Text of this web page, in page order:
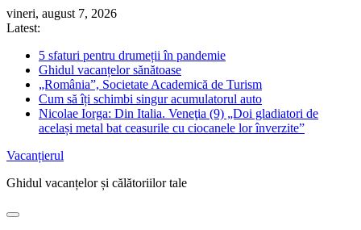
Skip
to
vineri, august 7, 2026
Latest:
5 sfaturi pentru drumeții în pandemie
Ghidul vacanțelor sănătoase
„România”, Societate Academică de Turism
Cum să îți schimbi singur acumulatorul auto
Nicolae Iorga: Din Italia. Veneţia (9) „Doi gladiatori de
același metal bat ceasurile cu ciocanele lor înverzite”
Vacanțierul
Ghidul vacanțelor și călătoriilor tale